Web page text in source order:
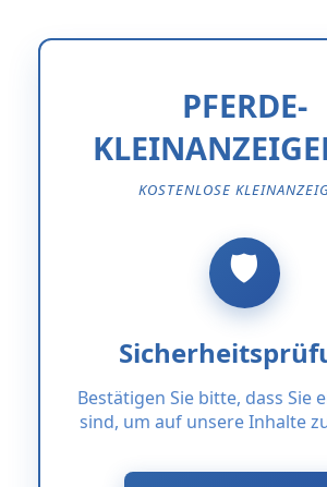
PFERDE-
KOSTENLOSE
Bestätigen Sie bitte, dass Sie
sind, um auf unsere Inhalte